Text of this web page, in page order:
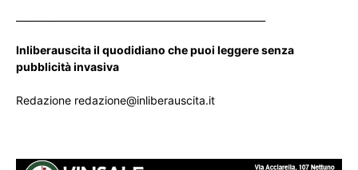
Inliberauscita il quodidiano che puoi leggere senza
pubblicità invasiva
Redazione redazione@inliberauscita.it